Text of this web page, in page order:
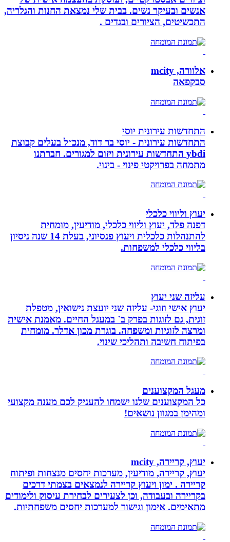
אנשים ובעיקר נשים. בבית שלי נמצאת החנות והגלריה,
התכשיטים, הציורים ובגדים .
אלוורה, mcity
סבקפאה
התחדשות עירונית יוסי
התחדשות עירונית - יוסי בר דוד, מנכ״ל בעלים קבוצת
ybdi התחדשות עירונית ויזום למגורים. חברתנו
מתמחה בפרויקטי פינוי - בינוי.
יעוץ וליווי כלכלי
דפנה פלד, יעוץ וליווי כלכלי, מודיעין, מומחית
להתנהלות כלכלית ויעוץ פנסיוני, בעלת 14 שנה ניסיון
בליווי כלכלי למשפחות.
עליזה שני יעוץ
יעוץ אישי וזוגי- עליזה שני יועצת נישואין, מטפלת
זוגית, גם לזוגות בפרק ב` במעגל החיים. מאמנת אישית
ומרצה לזוגיות ומשפחה. בוגרת מכון אדלר. מומחית
בפיתוח חשיבה ותהליכי שינוי.
מעגל המקצוענים
כל המקצוענים שלנו ישמחו להעניק לכם מענה מקצועי
ומהימן במגוון נושאים!
יעוץ, קריירה, mcity
יעוץ, קריירה, מודיעין, מערכות יחסים מנצחות ופיתוח
קריירה . ימון ויעוץ קריירה לנמצאים בצמתי דרכים
בקריירה ובעבודה, וכן לצעירים לבחירת עיסוק ולימודים
מתאימים. אימון וגישור למערכות יחסים משפחתיות.